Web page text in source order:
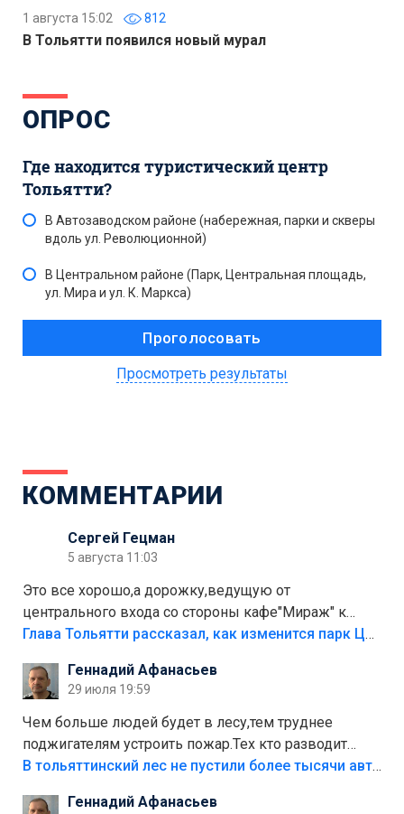
1 августа 15:02 812
В Тольятти появился новый мурал
ОПРОС
Где находится туристический центр
Тольятти?
В Автозаводском районе (набережная, парки и скверы
вдоль ул. Революционной)
В Центральном районе (Парк, Центральная площадь,
ул. Мира и ул. К. Маркса)
Просмотреть результаты
КОММЕНТАРИИ
Сергей Гецман
5 августа 11:03
Это все хорошо,а дорожку,ведущую от
центрального входа со стороны кафе"Мираж" к
аттракционам слабо доделать?А то бордюры
лежала в парке и испортилась.Да еще,видимо,часть
украли.
Глава Тольятти рассказал, как изменится парк Центрального района
Геннадий Афанасьев
29 июля 19:59
Чем больше людей будет в лесу,тем труднее
поджигателям устроить пожар.Тех кто разводит
костры,тех надо безбожно штрафовать.Камер полно
Штрафы мизерные.
В тольяттинский лес не пустили более тысячи автомобилей
Геннадий Афанасьев